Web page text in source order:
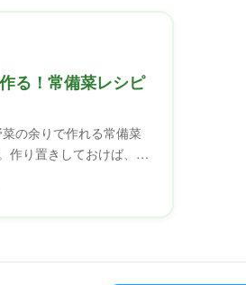
る！常備菜レシピ
の余りで作れる常備菜
作り置きしておけば、忙
。